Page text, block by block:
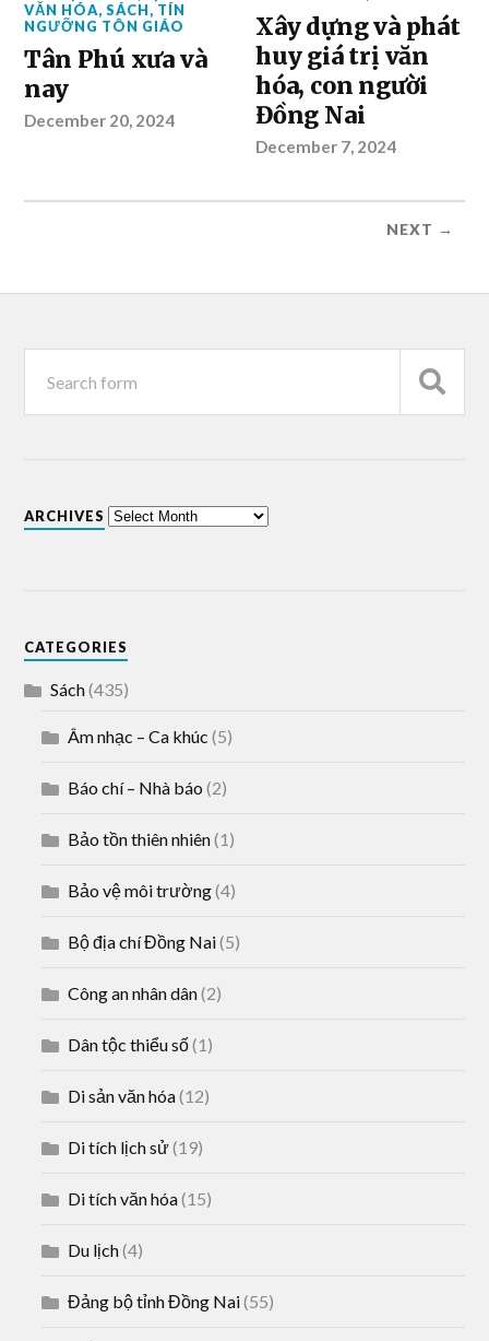
VĂN HÓA,SÁCH, TÍN
NGƯỠNG TÔN GIÁO
Tân Phú xưa và
nay
December 20, 2024
Xây dựng và phát
huy giá trị văn
hóa, con người
Đồng Nai
December 7, 2024
NEXT →
ARCHIVES
CATEGORIES
Sách(435)
Âm nhạc – Ca khúc (5)
Báo chí – Nhà báo (2)
Bảo tồn thiên nhiên(1)
Bảo vệ môi trường(4)
Bộ địa chí Đồng Nai(5)
Công an nhân dân(2)
Dân tộc thiểu số(1)
Di sản văn hóa(12)
Di tích lịch sử(19)
Di tích văn hóa(15)
Du lịch(4)
Đảng bộ tỉnh Đồng Nai(55)